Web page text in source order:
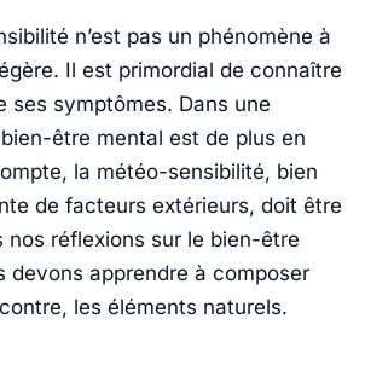
n’est pas un phénomène à
Il est primordial de connaître
ses symptômes. Dans une
être mental est de plus en
la météo-sensibilité, bien
de facteurs extérieurs, doit être
nos réflexions sur le bien-être
devons apprendre à composer
les éléments naturels.